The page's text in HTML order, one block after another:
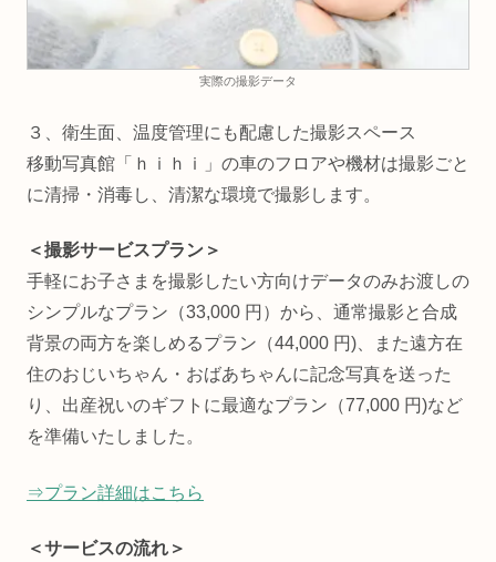
実際の撮影データ
３、衛生面、温度管理にも配慮した撮影スペース
移動写真館「ｈｉｈｉ」の車のフロアや機材は撮影ごと
に清掃・消毒し、清潔な環境で撮影します。
＜撮影サービスプラン＞
手軽にお子さまを撮影したい方向けデータのみお渡しの
シンプルなプラン（33,000 円）から、通常撮影と合成
背景の両方を楽しめるプラン（44,000 円)、また遠方在
住のおじいちゃん・おばあちゃんに記念写真を送った
り、出産祝いのギフトに最適なプラン（77,000 円)など
を準備いたしました。
⇒プラン詳細はこちら
＜サービスの流れ＞